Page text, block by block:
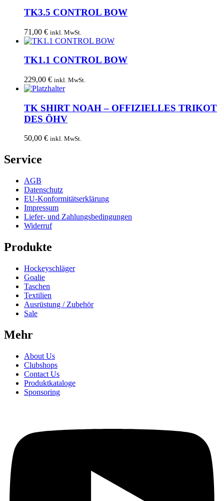
TK3.5 CONTROL BOW
71,00 € inkl. MwSt.
TK1.1 CONTROL BOW
229,00 € inkl. MwSt.
TK SHIRT NOAH – OFFIZIELLES TRIKOT
DES ÖHV
50,00 € inkl. MwSt.
Service
AGB
Datenschutz
EU-Konformitätserklärung
Impressum
Liefer- und Zahlungsbedingungen
Widerruf
Produkte
Hockeyschläger
Goalie
Taschen
Textilien
Ausrüstung / Zubehör
Sale
Mehr
About Us
Clubshops
Contact Us
Produktkataloge
Sponsoring